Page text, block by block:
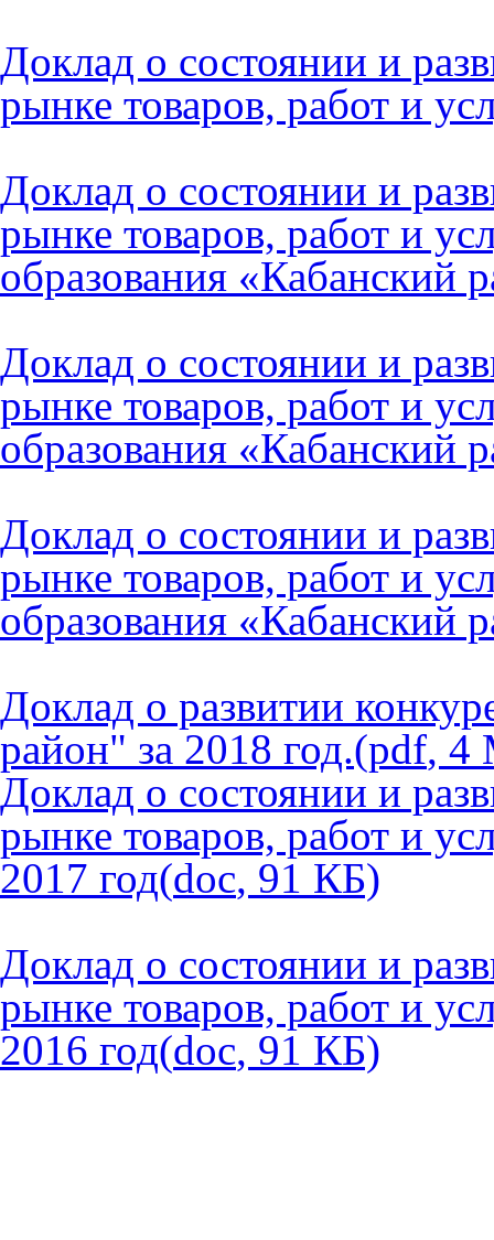
Доклад о состоянии и
рынке товаров, работ и
Доклад о состоянии и
рынке товаров, работ и
образования «Кабанский
Доклад о состоянии и
рынке товаров, работ и
образования «Кабанский
Доклад о состоянии и
рынке товаров, работ и
образования «Кабанский
Доклад о развитии
район" за 2018 год.(pdf, 4
Доклад о состоянии и
рынке товаров, работ и
2017 год(doc, 91 КБ)
Доклад о состоянии и
рынке товаров, работ и
2016 год(doc, 91 КБ)